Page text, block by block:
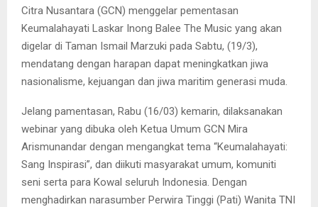
Citra Nusantara (GCN) menggelar pementasan
Keumalahayati Laskar Inong Balee The Music yang akan
digelar di Taman Ismail Marzuki pada Sabtu, (19/3),
mendatang dengan harapan dapat meningkatkan jiwa
nasionalisme, kejuangan dan jiwa maritim generasi muda.
Jelang pamentasan, Rabu (16/03) kemarin, dilaksanakan
webinar yang dibuka oleh Ketua Umum GCN Mira
Arismunandar dengan mengangkat tema “Keumalahayati:
Sang Inspirasi”, dan diikuti masyarakat umum, komuniti
seni serta para Kowal seluruh Indonesia. Dengan
menghadirkan narasumber Perwira Tinggi (Pati) Wanita TNI